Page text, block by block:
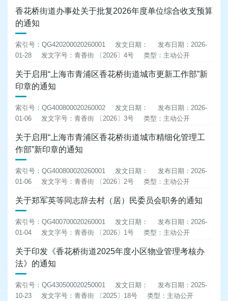
香花桥街道办事处关于批复2026年度单位综合收支预算
的通知
索引号：QG420200020260001 发文日期：
发布日期：2026-
01-28
发文字号：青香街 〔2026〕4号 类型：主动公开
关于启用“上海市青浦区香花桥街道城市更新工作部”新
印章的通知
索引号：QG400800020260002 发文日期：
发布日期：2026-
01-06
发文字号：青香街 〔2026〕3号 类型：主动公开
关于启用“上海市青浦区香花桥街道城市精细化管理工
作部”新印章的通知
索引号：QG400800020260001 发文日期：
发布日期：2026-
01-06
发文字号：青香街 〔2026〕2号 类型：主动公开
关于郑军英等同志辞去村（居）民委员会职务的通知
索引号：QG400700020260001 发文日期：
发布日期：2026-
01-04
发文字号：青香街 〔2026〕1号 类型：主动公开
关于印发《香花桥街道2025年度小区物业管理考核办
法》的通知
索引号：QG430500020250001 发文日期：
发布日期：2025-
10-23
发文字号：青香街 〔2025〕18号 类型：主动公开